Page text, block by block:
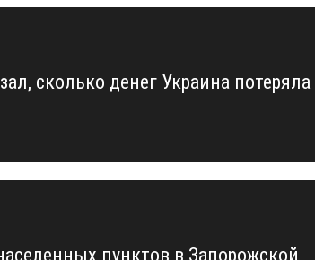
сколько денег Украина потеряла
пунктов в Запорожской